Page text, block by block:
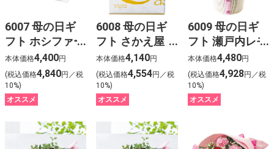
6007 母の日ギ
フト ホシファー
ム 「ありがと
う」どら焼きと
ミディ胡蝶蘭
本体価格4,400円
(税込価格4,840円／税
10%)
オススメ
6008 母の日ギ
フト さかえ屋
蜂蜜かすてらと
カーネーション
「レッド（４号
鉢）」
本体価格4,140円
(税込価格4,554円／税
10%)
オススメ
6009 母の日ギ
フト 瀬戸内レモ
ンカステラとカ
ーネーション
「ティーパーテ
ィ（５号鉢）」
本体価格4,480円
(税込価格4,928円／税
10%)
オススメ